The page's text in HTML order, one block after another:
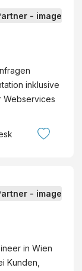
inklusive
Webservices
in Wien
Kunden,